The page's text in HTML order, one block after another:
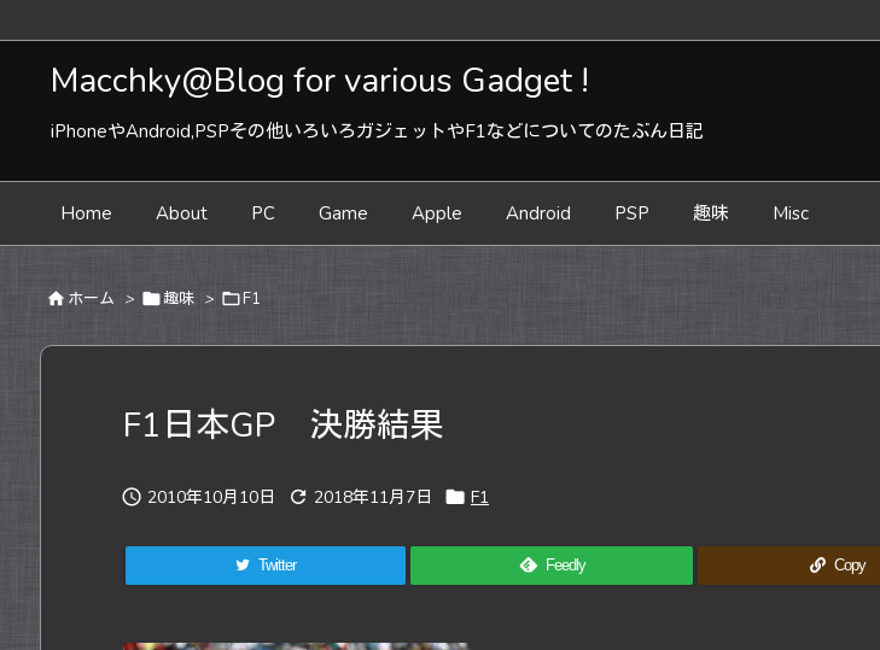
Macchky@Blog for various Gadget !
iPhoneやAndroid,PSPその他いろいろガジェットやF1などについてのたぶん日記
Home About PC Game Apple Android PSP 趣味 Misc
 ホーム > 趣味 > F1
F1日本GP 決勝結果
 2010年10月10日  2018年11月7日  F1
Twitter Feedly Copy